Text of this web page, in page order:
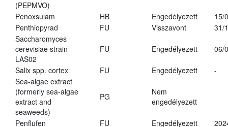
(PEPMVO)
Penoxsulam HB Engedélyezett
15/
Penthiopyrad
FU Visszavont
31/
Saccharomyces
cerevisiae strain
LAS02
FU Engedélyezett 06/
Salix spp. cortex FU Engedélyezett
-
Sea-algae extract
(formerly sea-algae
extract and
seaweeds)
PG
Nem
engedélyezett
Penflufen FU Engedélyezett